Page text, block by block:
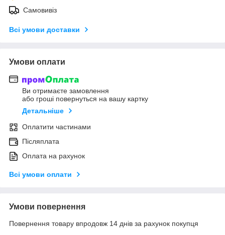
Самовивіз
Всі умови доставки
Умови оплати
Ви отримаєте замовлення
або гроші повернуться на вашу картку
Детальніше
Оплатити частинами
Післяплата
Оплата на рахунок
Всі умови оплати
Умови повернення
Повернення товару впродовж 14 днів за рахунок покупця